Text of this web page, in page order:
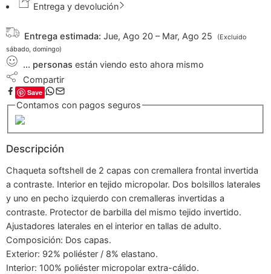
Entrega y devolución
Entrega estimada: Jue, Ago 20 – Mar, Ago 25
(Excluido
sábado, domingo)
... personas están viendo esto ahora mismo
Compartir
Save
Contamos con pagos seguros
Descripción
Chaqueta softshell de 2 capas con cremallera frontal invertida
a contraste. Interior en tejido micropolar. Dos bolsillos laterales
y uno en pecho izquierdo con cremalleras invertidas a
contraste. Protector de barbilla del mismo tejido invertido.
Ajustadores laterales en el interior en tallas de adulto.
Composición: Dos capas.
Exterior: 92% poliéster / 8% elastano.
Interior: 100% poliéster micropolar extra-cálido.